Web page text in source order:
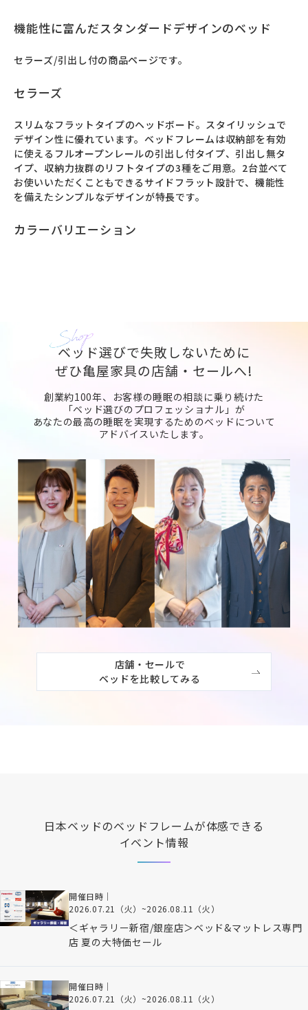
機能性に富んだスタンダードデザインのベッド
セラーズ/引出し付の商品ページです。
セラーズ
スリムなフラットタイプのヘッドボード。スタイリッシュで
デザイン性に優れています。ベッドフレームは収納部を有効
に使えるフルオープンレールの引出し付タイプ、引出し無タ
イプ、収納力抜群のリフトタイプの3種をご用意。2台並べて
お使いいただくこともできるサイドフラット設計で、機能性
を備えたシンプルなデザインが特長です。
カラーバリエーション
ベッド選びで失敗しないために
ぜひ亀屋家具の店舗・セールへ!
創業約100年、お客様の睡眠の相談に乗り続けた
「ベッド選びのプロフェッショナル」が
あなたの最高の睡眠を実現するためのベッドについて
アドバイスいたします。
店舗・セールで
ベッドを比較してみる
日本ベッドのベッドフレームが体感できる
イベント情報
開催日時｜
2026.07.21（火） ~2026.08.11（火）
＜ギャラリー新宿/銀座店＞ベッド&マットレス専門
店 夏の大特価セール
開催日時｜
2026.07.21（火） ~2026.08.11（火）